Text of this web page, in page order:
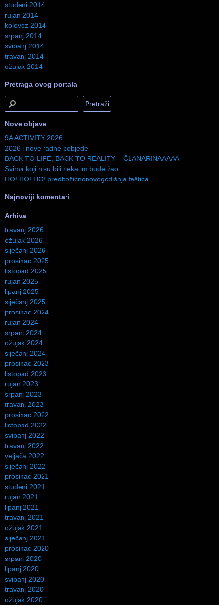
studeni 2014
rujan 2014
kolovoz 2014
srpanj 2014
svibanj 2014
travanj 2014
ožujak 2014
Pretraga ovog portala
Nove objave
9A ACTIVITY 2026
2026 i nove radne pobjede
BACK TO LIFE, BACK TO REALITY – ČLANARINAAAAA
Svima koji nisu bili neka im bude žao
HO! HO! HO! predbožićnonovogodišnja feštica
Najnoviji komentari
Arhiva
travanj 2026
ožujak 2026
siječanj 2026
prosinac 2025
listopad 2025
rujan 2025
lipanj 2025
siječanj 2025
prosinac 2024
rujan 2024
srpanj 2024
ožujak 2024
siječanj 2024
prosinac 2023
listopad 2023
rujan 2023
srpanj 2023
travanj 2023
prosinac 2022
listopad 2022
svibanj 2022
travanj 2022
veljača 2022
siječanj 2022
prosinac 2021
studeni 2021
rujan 2021
lipanj 2021
travanj 2021
ožujak 2021
siječanj 2021
prosinac 2020
srpanj 2020
lipanj 2020
svibanj 2020
travanj 2020
ožujak 2020